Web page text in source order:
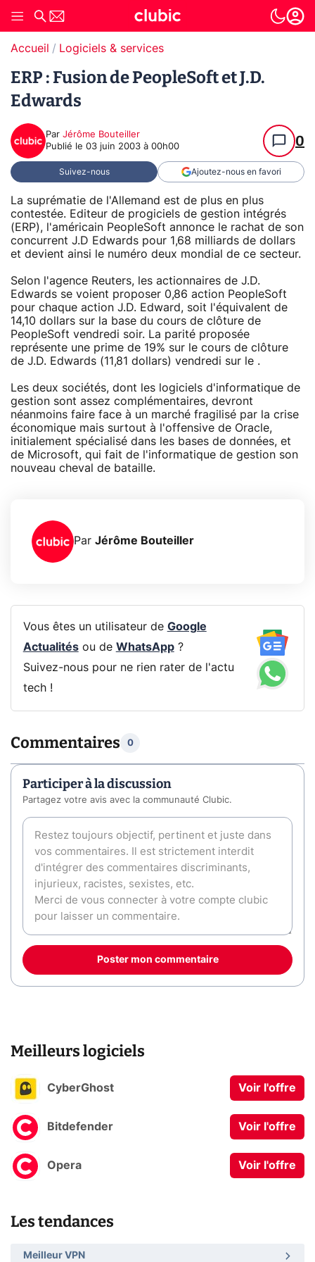
Accueil Logiciels & services
ERP : Fusion de PeopleSoft et J.D.
Edwards
Par Jérôme Bouteiller
Publié le 03 juin 2003 à 00h00 0
Suivez-nous Ajoutez-nous en favori
La suprématie de l'Allemand est de plus en plus
contestée. Editeur de progiciels de gestion intégrés
(ERP), l'américain PeopleSoft annonce le rachat de son
concurrent J.D Edwards pour 1,68 milliards de dollars
et devient ainsi le numéro deux mondial de ce secteur.
Selon l'agence Reuters, les actionnaires de J.D.
Edwards se voient proposer 0,86 action PeopleSoft
pour chaque action J.D. Edward, soit l'équivalent de
14,10 dollars sur la base du cours de clôture de
PeopleSoft vendredi soir. La parité proposée
représente une prime de 19% sur le cours de clôture
de J.D. Edwards (11,81 dollars) vendredi sur le .
Les deux sociétés, dont les logiciels d'informatique de
gestion sont assez complémentaires, devront
néanmoins faire face à un marché fragilisé par la crise
économique mais surtout à l'offensive de Oracle,
initialement spécialisé dans les bases de données, et
de Microsoft, qui fait de l'informatique de gestion son
nouveau cheval de bataille.
Par Jérôme Bouteiller
Vous êtes un utilisateur de Google
Actualitésou de WhatsApp?
Suivez-nous pour ne rien rater de l'actu
tech !
Commentaires 0
Participer à la discussion
Partagez votre avis avec la communauté Clubic.
Poster mon commentaire
Meilleurs logiciels
CyberGhost Voir l'offre
Bitdefender Voir l'offre
Opera Voir l'offre
Les tendances
Meilleur VPN